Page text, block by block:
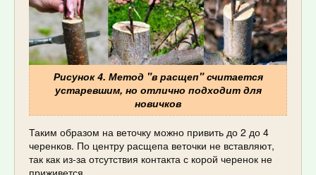
Рисунок 4. Метод "в расщеп" считается
устаревшим, но отлично подходит для
новичков
Таким образом на веточку можно привить до 2 до 4
черенков. По центру расщепа веточки не вставляют,
так как из-за отсутствия контакта с корой черенок не
приживется.